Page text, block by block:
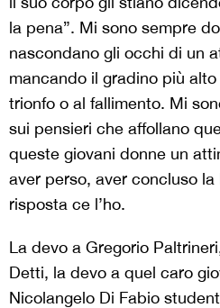
la pena”. Mi sono sempre
nascondano gli occhi di un
mancando il gradino più
trionfo o al fallimento. Mi
sui pensieri che affollano
queste giovani donne un
aver perso, aver concluso la
risposta ce l’ho.
La devo a Gregorio
Detti, la devo a quel caro
Nicolangelo Di Fabio